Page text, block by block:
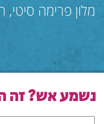
מלון פרימה סיטי, רחוב
נשמע אש? זה